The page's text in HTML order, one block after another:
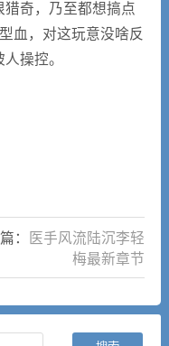
奇，乃至都想搞点
血，对这玩意没啥反
操控。
：
医手风流陆沉李轻
梅最新章节